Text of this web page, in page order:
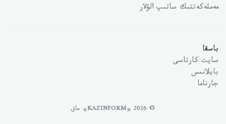
مەملەكەتتىك ساتىپ الۋلار
باسقا
سايت كارتاسى
بايلانىس
جارناما
© 2026 «KAZINFORM» حاق